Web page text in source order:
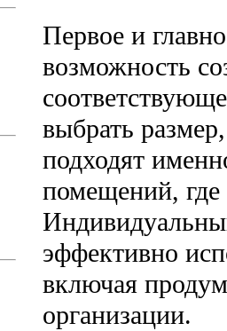
Первое и
возможность
выбрать
подходят
помещений, где
эффективно
включая
организации.